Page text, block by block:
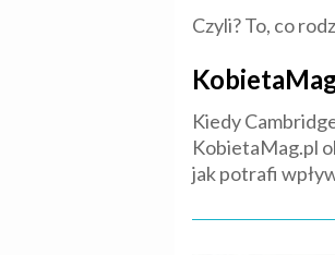
Czyli? To, co
Kiedy
KobietaMag.pl
jak potrafi